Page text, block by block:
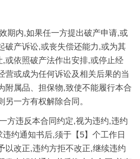
期内,如果任一方提出破产申请,或
破产诉讼,或丧失偿还能力,或为其
或依照破产法作出安排,或停止经
营或成为任何诉讼及相关后果的当
附属品、担保物,致使不能履行本合
另一方有权解除合同。
方违反本合同约定,视为违约,违约
约通知书后,须于【5】个工作日
以改正,违约方拒不改正,继续违约